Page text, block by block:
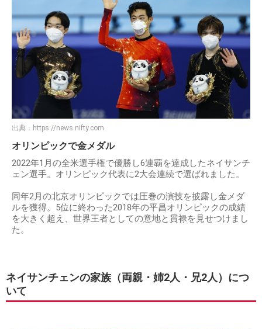
出典： https://news.nifty.com
オリンピックで金メダル
2022年1月の全米選手権で優勝し6連覇を達成したネイサンチ
ェン選手。オリンピック代表に2大会連続で選ばれました。
同年2月の北京オリンピックでは圧巻の演技を披露し金メダ
ルを獲得。5位に終わった2018年の平昌オリンピックの成績
を大きく超え、世界王者としての意地と貫禄を見せつけまし
た。
ネイサンチェンの家族（両親・姉2人・兄2人）につ
いて